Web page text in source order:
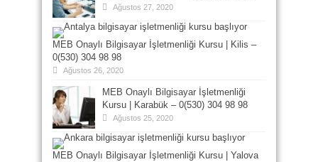
Ağustos 27, 2020
MEB Onaylı Bilgisayar İşletmenliği Kursu | Kilis –
0(530) 304 98 98
Ağustos 26, 2020
MEB Onaylı Bilgisayar İşletmenliği
Kursu | Karabük – 0(530) 304 98 98
Ağustos 25, 2020
MEB Onaylı Bilgisayar İşletmenliği Kursu | Yalova